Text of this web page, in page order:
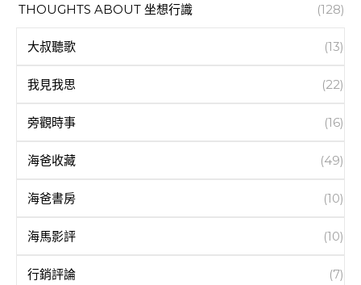
THOUGHTS ABOUT 坐想行識 (128)
大叔聽歌 (13)
我見我思 (22)
旁觀時事 (16)
海爸收藏 (49)
海爸書房 (10)
海馬影評 (10)
行銷評論 (7)